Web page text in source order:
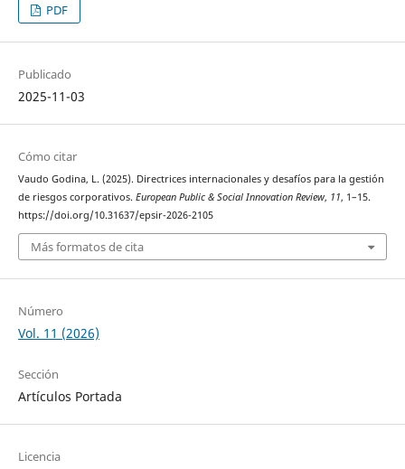
PDF
Publicado
2025-11-03
Cómo citar
Vaudo Godina, L. (2025). Directrices internacionales y desafíos para la gestión
de riesgos corporativos. European Public & Social Innovation Review, 11, 1–15.
https://doi.org/10.31637/epsir-2026-2105
Más formatos de cita
Número
Vol. 11 (2026)
Sección
Artículos Portada
Licencia